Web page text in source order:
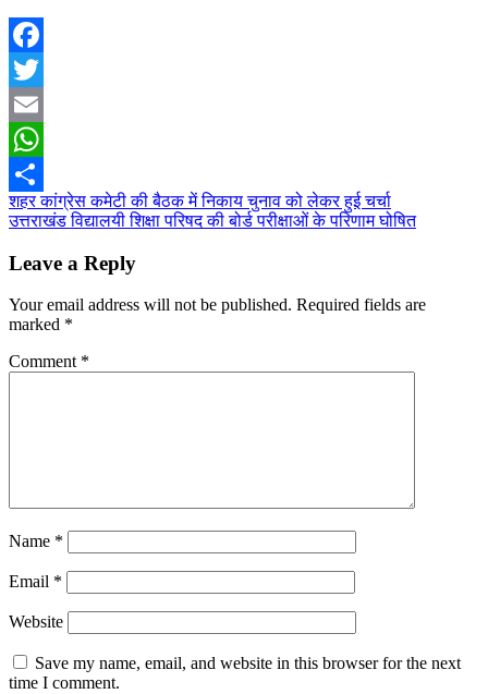
Facebook
Twitter
Email
WhatsApp
Share
Post
navigation
शहर कांग्रेस कमेटी की बैठक में निकाय चुनाव को लेकर हुई चर्चा
उत्तराखंड विद्यालयी शिक्षा परिषद की बोर्ड परीक्षाओं के परिणाम घोषित
Leave a Reply
Your email address will not be published. Required fields are
marked *
Comment *
Name *
Email *
Website
Save my name, email, and website in this browser for the next
time I comment.